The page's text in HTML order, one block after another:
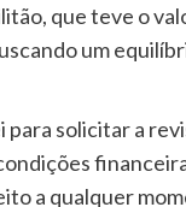
que teve o
um
solicitar a
a qualquer